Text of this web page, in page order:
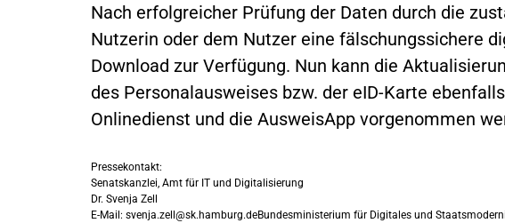
Nach erfolgreicher Prüfung der Daten durch die
Nutzerin oder dem Nutzer eine fälschungssichere
Download zur Verfügung. Nun kann die
des Personalausweises bzw. der eID-Karte
Onlinedienst und die AusweisApp vorgenommen
Pressekontakt:
Senatskanzlei, Amt für IT und Digitalisierung
Dr. Svenja Zell
E-Mail: svenja.zell@sk.hamburg.deBundesministerium für Digitales und